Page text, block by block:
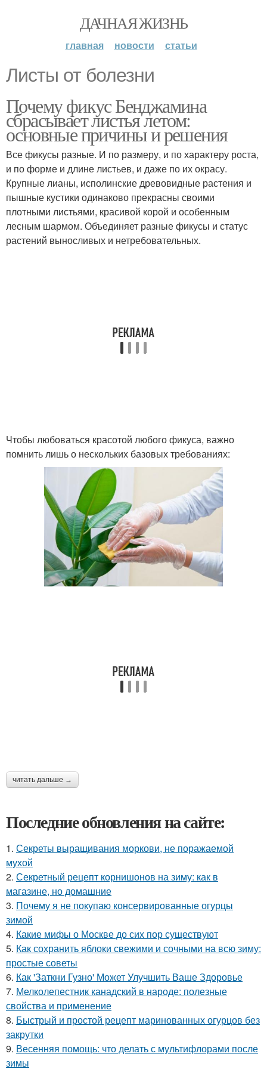
ДАЧНАЯ ЖИЗНЬ
главная новости статьи
Листы от болезни
Почему фикус Бенджамина
сбрасывает листья летом:
основные причины и решения
Все фикусы разные. И по размеру, и по характеру роста,
и по форме и длине листьев, и даже по их окрасу.
Крупные лианы, исполинские древовидные растения и
пышные кустики одинаково прекрасны своими
плотными листьями, красивой корой и особенным
лесным шармом. Объединяет разные фикусы и статус
растений выносливых и нетребовательных.
Чтобы любоваться красотой любого фикуса, важно
помнить лишь о нескольких базовых требованиях:
читать дальше →
Последние обновления на сайте:
1. Секреты выращивания моркови, не поражаемой
мухой
2. Секретный рецепт корнишонов на зиму: как в
магазине, но домашние
3. Почему я не покупаю консервированные огурцы
зимой
4. Какие мифы о Москве до сих пор существуют
5. Как сохранить яблоки свежими и сочными на всю зиму:
простые советы
6. Как 'Заткни Гузно' Может Улучшить Ваше Здоровье
7. Мелколепестник канадский в народе: полезные
свойства и применение
8. Быстрый и простой рецепт маринованных огурцов без
закрутки
9. Весенняя помощь: что делать с мультифлорами после
зимы